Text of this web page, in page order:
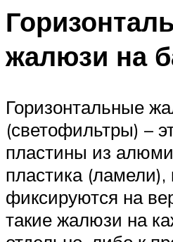
жалюзи на
Горизонтальные
(светофильтры) –
пластины из
пластика (ламели),
фиксируются на
такие жалюзи на